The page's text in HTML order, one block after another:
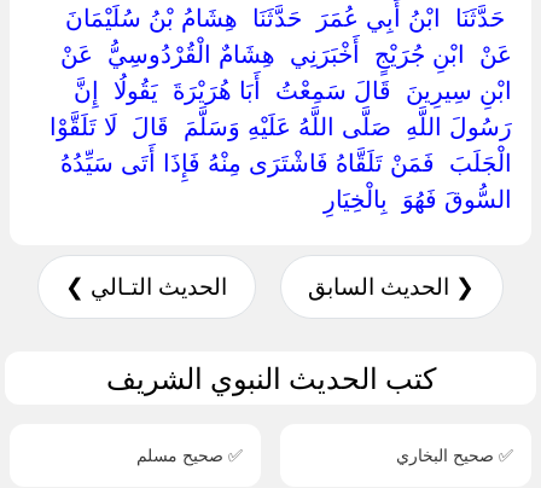
‏ ‏حَدَّثَنَا ‏ ‏ابْنُ أَبِي عُمَرَ ‏ ‏حَدَّثَنَا ‏ ‏هِشَامُ بْنُ سُلَيْمَانَ ‏
‏عَنْ ‏ ‏ابْنِ جُرَيْجٍ ‏ ‏أَخْبَرَنِي ‏ ‏هِشَامٌ الْقُرْدُوسِيُّ ‏ ‏عَنْ ‏
‏ابْنِ سِيرِينَ ‏ ‏قَالَ سَمِعْتُ ‏ ‏أَبَا هُرَيْرَةَ ‏ ‏يَقُولُا ‏ ‏إِنَّ
رَسُولَ اللَّهِ ‏ ‏صَلَّى اللَّهُ عَلَيْهِ وَسَلَّمَ ‏ ‏قَالَ ‏ ‏لَا تَلَقَّوْا ‏
‏الْجَلَبَ ‏ ‏فَمَنْ تَلَقَّاهُ فَاشْتَرَى مِنْهُ فَإِذَا أَتَى سَيِّدُهُ
السُّوقَ فَهُوَ ‏ ‏بِالْخِيَارِ ‏
❮ الحديث السابق الحديث التـالي ❯
كتب الحديث النبوي الشريف
✅ صحيح البخاري ✅ صحيح مسلم